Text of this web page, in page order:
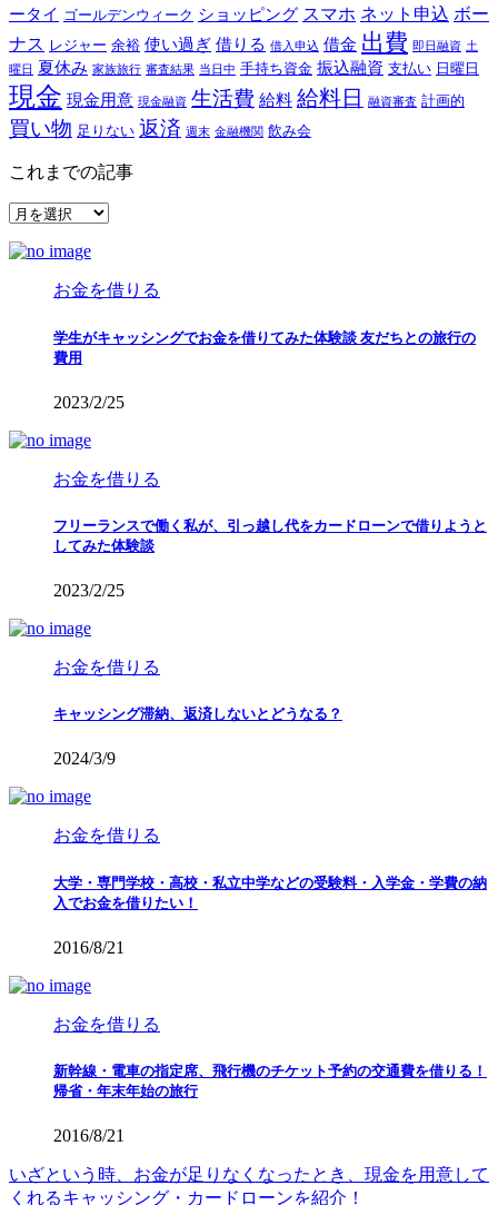
ータイ ゴールデンウィーク ショッピング スマホ ネット申込 ボー
ナス レジャー 余裕 使い過ぎ 借りる 借入申込 借金 出費 即日融資 土
曜日
夏休み 家族旅行 審査結果 当日中 手持ち資金 振込融資 支払い 日曜日
現金 現金用意 現金融資 生活費 給料 給料日 融資審査 計画的
買い物 足りない 返済 週末 金融機関 飲み会
これまでの記事
こ
ま
お金を借りる
学生がキャッシングでお金を借りてみた体験談 友だちとの旅行の
費用
2023/2/25
お金を借りる
フリーランスで働く私が、引っ越し代をカードローンで借りようと
してみた体験談
2023/2/25
お金を借りる
キャッシング滞納、返済しないとどうなる？
2024/3/9
お金を借りる
大学・専門学校・高校・私立中学などの受験料・入学金・学費の納
入でお金を借りたい！
2016/8/21
お金を借りる
新幹線・電車の指定席、飛行機のチケット予約の交通費を借りる！
帰省・年末年始の旅行
2016/8/21
いざという時、お金が足りなくなったとき、現金を用意して
くれるキャッシング・カードローンを紹介！